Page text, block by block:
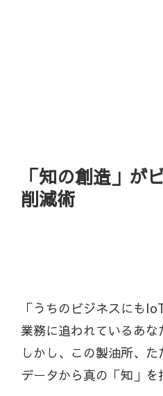
「知の創造」が
削減術
「うちのビジネスにも
業務に追われているあ
しかし、この製油所、
データから真の「知」